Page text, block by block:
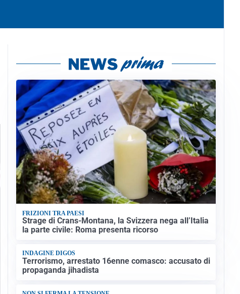
FRIZIONI TRA PAESI
Strage di Crans-Montana, la Svizzera nega all’Italia
la parte civile: Roma presenta ricorso
INDAGINE DIGOS
Terrorismo, arrestato 16enne comasco: accusato di
propaganda jihadista